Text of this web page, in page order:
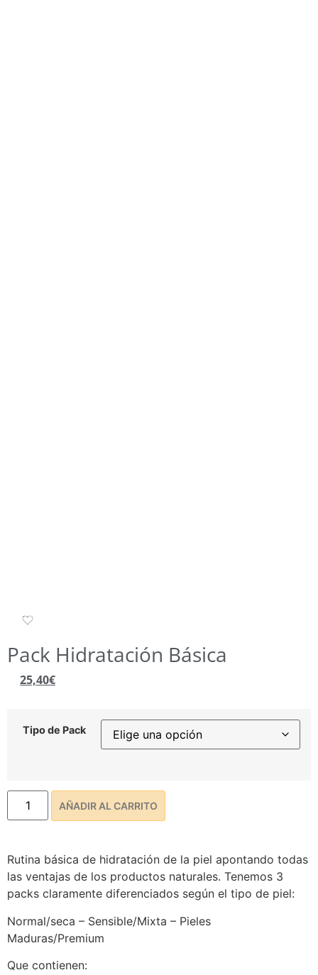
Pack Hidratación Básica
25,40€
Tipo de Pack
AÑADIR AL CARRITO
Rutina básica de hidratación de la piel apontando todas
las ventajas de los productos naturales. Tenemos 3
packs claramente diferenciados según el tipo de piel:
Normal/seca – Sensible/Mixta – Pieles
Maduras/Premium
Que contienen: